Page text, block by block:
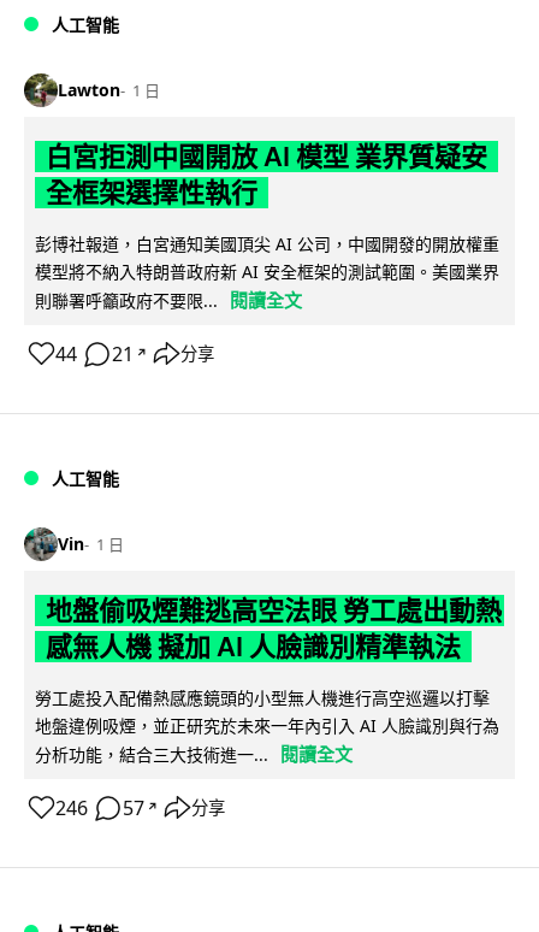
人工智能
Lawton 1 日
白宮拒測中國開放 AI 模型 業界質疑安
全框架選擇性執行
彭博社報道，白宮通知美國頂尖 AI 公司，中國開發的開放權重
模型將不納入特朗普政府新 AI 安全框架的測試範圍。美國業界
則聯署呼籲政府不要限...
閱讀全文
44 21 ↗ 分享
人工智能
Vin 1 日
地盤偷吸煙難逃高空法眼 勞工處出動熱
感無人機 擬加 AI 人臉識別精準執法
勞工處投入配備熱感應鏡頭的小型無人機進行高空巡邏以打擊
地盤違例吸煙，並正研究於未來一年內引入 AI 人臉識別與行為
分析功能，結合三大技術進一...
閱讀全文
246 57 ↗ 分享